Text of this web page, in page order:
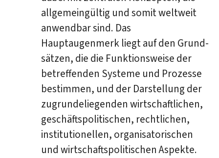
all­ge­mein­gül­tig und somit weltweit
anwendbar sind. Das
Hauptaugenmerk liegt auf den Grund­
sät­zen, die die Funktionsweise der
betreffenden Systeme und Prozesse
be­stim­men, und der Darstellung der
zugrundeliegenden wirtschaftlichen,
geschäfts­po­li­ti­schen, rechtlichen,
institutionellen, organisatorischen
und wirtschaftspolitischen Aspekte.